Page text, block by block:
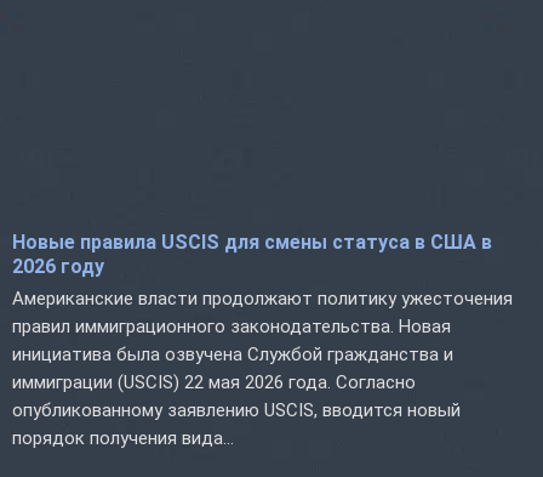
Новые правила USCIS для смены статуса в США в
2026 году
Американские власти продолжают политику ужесточения
правил иммиграционного законодательства. Новая
инициатива была озвучена Службой гражданства и
иммиграции (USCIS) 22 мая 2026 года. Согласно
опубликованному заявлению USCIS, вводится новый
порядок получения вида...